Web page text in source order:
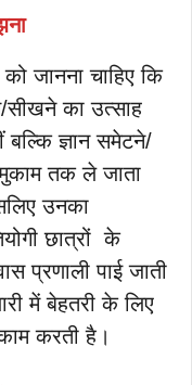
को जानना चाहिए कि
का उत्साह
बल्कि ज्ञान समेटने/
तक ले जाता
उनका
छात्रों के
प्रणाली पाई जाती
में बेहतरी के लिए
करती है।